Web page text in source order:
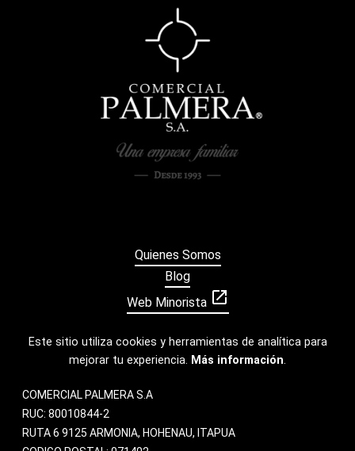
Quienes Somos
Blog
Web Minorista open_in_new
Este sitio utiliza cookies y herramientas de analítica para
mejorar tu experiencia. Más información.
COMERCIAL PALMERA S.A
RUC: 80010844-2
RUTA 6 9125 ARMONIA, HOHENAU, ITAPUA